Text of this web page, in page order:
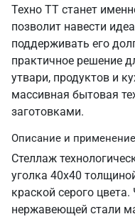
Техно ТТ станет
позволит навести
поддерживать его
практичное решение
утвари, продуктов и
массивная бытовая
заготовками.
Описание и применение
Стеллаж
уголка 40х40
краской серого
нержавеющей стали